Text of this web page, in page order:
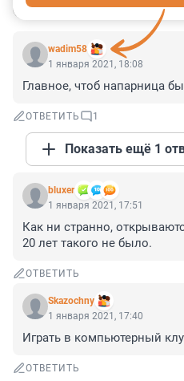
wadim58
1 января 2021, 18:08
Главное, чтоб напарница
ОТВЕТИТЬ 1
Показать ещё 1
bluxer
1 января 2021, 17:51
Как ни странно,
20 лет такого не было.
ОТВЕТИТЬ
Skazochny
1 января 2021, 17:40
Играть в компьютерный
ОТВЕТИТЬ